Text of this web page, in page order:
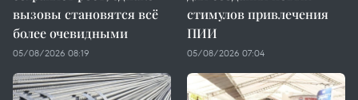
вызовы становятся всё
более очевидными
05/08/2026 08:19
стимулов привлечения
ПИИ
05/08/2026 07:04